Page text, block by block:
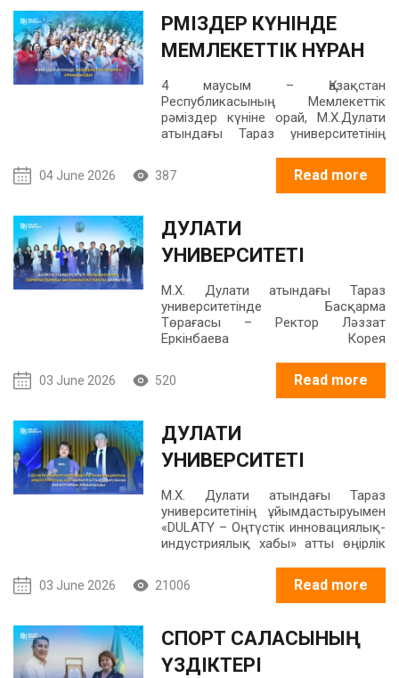
РӘМІЗДЕР КҮНІНДЕ
МЕМЛЕКЕТТІК ӘНҰРАН
ОРЫНДАЛДЫ
4 маусым – Қазақстан
Республикасының Мемлекеттік
рәміздер күніне орай, М.Х.Дулати
атындағы Тараз университетінің
мен қызметкерлер мемлекеттік
әнұранды орындады.
04 June 2026 387 Read more
ДУЛАТИ
УНИВЕРСИТЕТІ
ХАЛЫҚАРАЛЫҚ
СЕРІКТЕСТЕРМЕН
ЫНТЫМАҚТАСТЫҚТЫ
ДАМЫТУДА
М.Х. Дулати атындағы Тараз
университетінде Басқарма
Төрағасы – Ректор Ләззат
Еркінбаева Корея
қаласындағы Бас консулдығының
делегациясымен ресми кездесу
03 June 2026 520 Read more
ДУЛАТИ
УНИВЕРСИТЕТІ
ӨҢІРЛІК
ИННОВАЦИЯЛЫҚ-
ИНДУСТРИЯЛЫҚ ХАБ
ҚАЛЫПТАСТЫРУДЫҢ
ЖАҢА БАҒЫТТАРЫН
М.Х. Дулати атындағы Тараз
университетінің ұйымдастыруымен
«DULATY – Оңтүстік инновациялық-
индустриялық хабы» атты өңірлік
03 June 2026 21006 Read more
СПОРТ САЛАСЫНЫҢ
ҮЗДІКТЕРІ